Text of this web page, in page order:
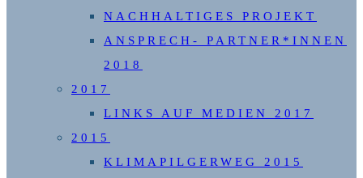
NACHHALTIGES PROJEKT
ANSPRECH- PARTNER*INNEN
2018
2017
LINKS AUF MEDIEN 2017
2015
KLIMAPILGERWEG 2015